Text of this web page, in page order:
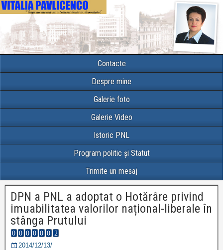
Contacte
Despre mine
Galerie foto
Galerie Video
Istoric PNL
Program politic și Statut
Trimite un mesaj
DPN a PNL a adoptat o Hotărâre privind
imuabilitatea valorilor național-liberale în
stânga Prutului
2014/12/13/